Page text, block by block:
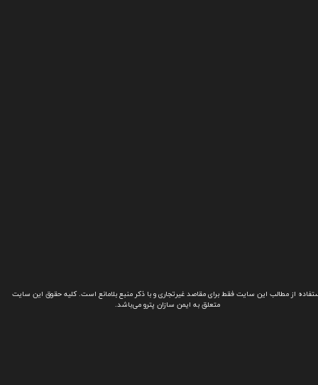
از مطالب این سایت فقط برای مقاصد غیرتجاری و با ذکر منبع بلامانع است. کلیه حقوق این سایت
متعلق به ایمن سازان پترو می‌باشد.